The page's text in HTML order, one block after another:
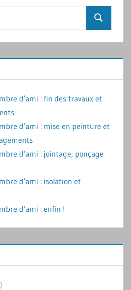
Recherche
d’ami : fin des travaux et
d’ami : mise en peinture et
d’ami : jointage, ponçage
d’ami : isolation et
d’ami : enfin !